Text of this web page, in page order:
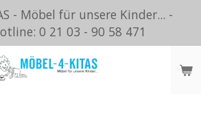
- Möbel für unsere Kinder... -
0 21 03 - 90 58 471